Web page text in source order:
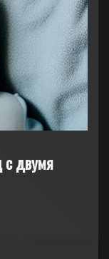
с двумя